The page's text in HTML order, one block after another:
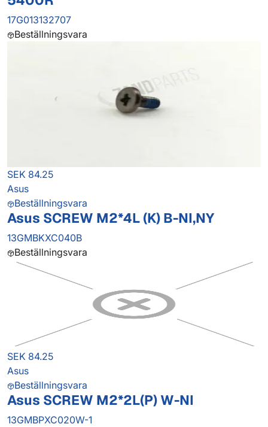
17G013132707
Beställningsvara
SEK 84.25
Asus
Beställningsvara
Asus SCREW M2*4L (K) B-NI,NY
13GMBKXC040B
Beställningsvara
SEK 84.25
Asus
Beställningsvara
Asus SCREW M2*2L(P) W-NI
13GMBPXC020W-1